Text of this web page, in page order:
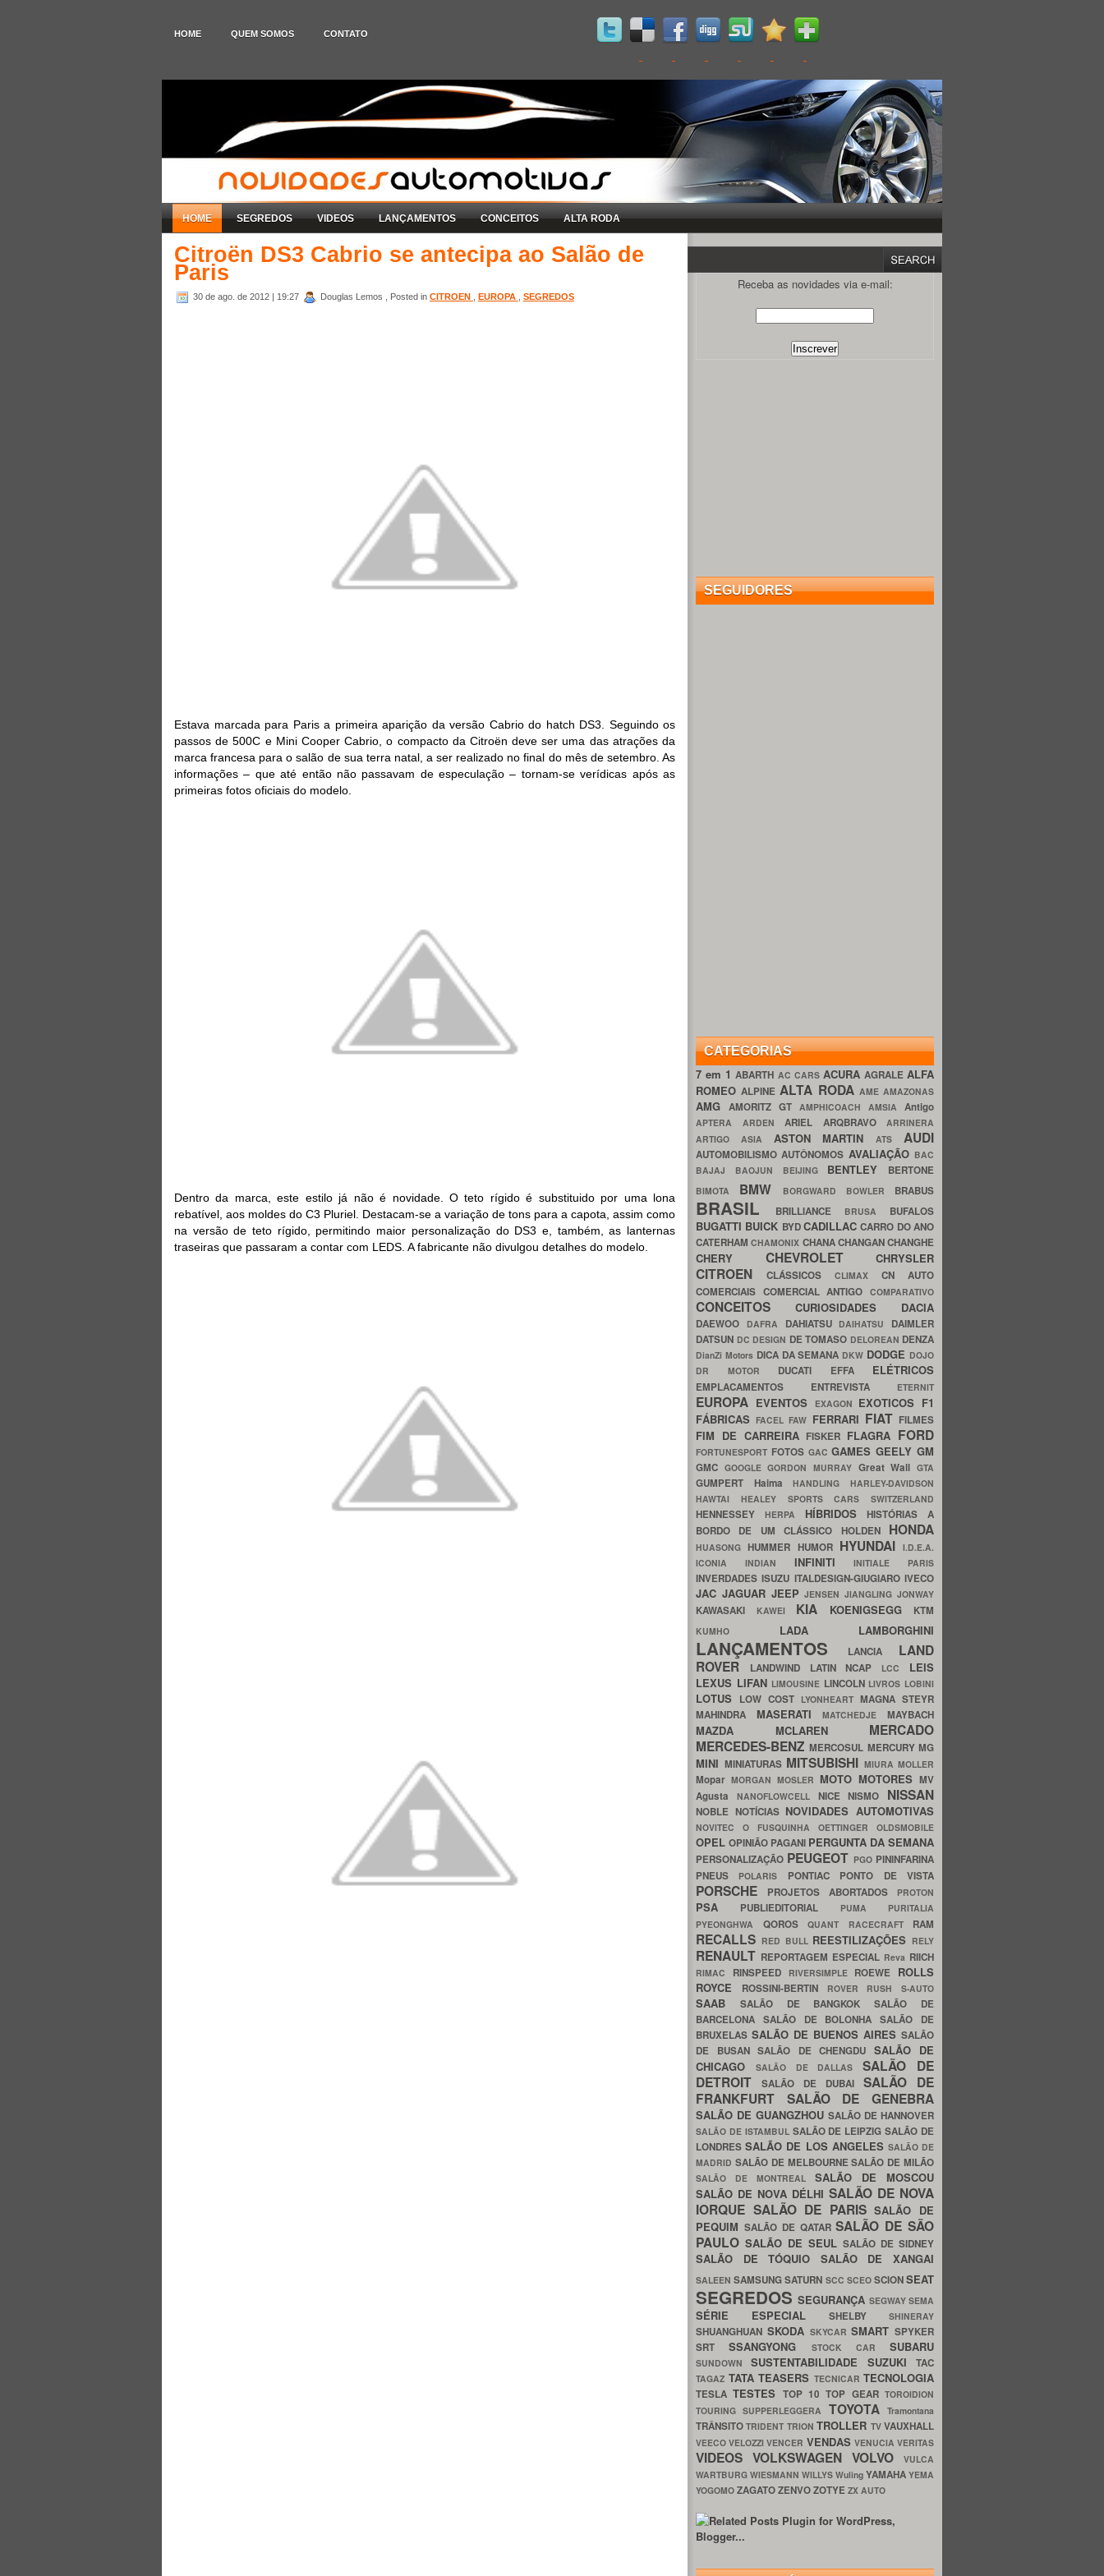
HOME QUEM SOMOS CONTATO
HOME SEGREDOS VIDEOS LANÇAMENTOS CONCEITOS ALTA RODA
Citroën DS3 Cabrio se antecipa ao Salão de
Paris
30 de ago. de 2012 | 19:27 Douglas Lemos , Posted in CITROEN EUROPA SEGREDOS
Estava marcada para Paris a primeira aparição da versão Cabrio do hatch DS3. Seguindo os
passos de 500C e Mini Cooper Cabrio, o compacto da Citroën deve ser uma das atrações da
marca francesa para o salão de sua terra natal, a ser realizado no final do mês de setembro. As
informações – que até então não passavam de especulação – tornam-se verídicas após as
primeiras fotos oficiais do modelo.
Dentro da marca, este estilo já não é novidade. O teto rígido é substituido por uma lona
rebatível, aos moldes do C3 Pluriel. Destacam-se a variação de tons para a capota, assim como
na versão de teto rígido, permitindo maior personalização do DS3 e, também, as lanternas
traseiras que passaram a contar com LEDS. A fabricante não divulgou detalhes do modelo.
Receba as novidades via e-mail:
SEGUIDORES
CATEGORIAS
7 em 1ABARTH AC CARS ACURA AGRALE ALFA
ROMEOALPINEALTA RODA AME AMAZONAS
AMG AMORITZ GT AMPHICOACH AMSIA Antigo
APTERA ARDEN ARIEL ARQBRAVO ARRINERA
ARTIGO ASIA ASTON MARTINATS AUDI
AUTOMOBILISMOAUTÔNOMOS AVALIAÇÃO BAC
BAJAJ BAOJUN BEIJING BENTLEY BERTONE
BIMOTA BMW BORGWARD BOWLER BRABUS
BRASIL BRILLIANCE BRUSA BUFALOS
BUGATTI BUICK BYDCADILLACCARRO DO ANO
CATERHAMCHAMONIX CHANACHANGANCHANGHE
CHERY CHEVROLET CHRYSLER
CITROEN CLÁSSICOS CLIMAX CN AUTO
COMERCIAIS COMERCIAL ANTIGOCOMPARATIVO
CONCEITOS CURIOSIDADES DACIA
DAEWOO DAFRA DAHIATSU DAIHATSU DAIMLER
DATSUN DC DESIGN DE TOMASO DELOREAN DENZA
DianZi Motors DICA DA SEMANA DKW DODGE DOJO
DR MOTOR DUCATI EFFA ELÉTRICOS
EMPLACAMENTOS ENTREVISTA ETERNIT
EUROPA EVENTOS EXAGON EXOTICOS F1
FÁBRICASFACELFAW FERRARI FIAT FILMES
FIM DE CARREIRA FISKER FLAGRA FORD
FORTUNESPORT FOTOS GACGAMESGEELYGM
GMC GOOGLEGORDON MURRAY Great WallGTA
GUMPERT HaimaHANDLINGHARLEY-DAVIDSON
HAWTAI HEALEY SPORTS CARS SWITZERLAND
HENNESSEY HERPA HÍBRIDOSHISTÓRIAS A
BORDO DE UM CLÁSSICO HOLDEN HONDA
HUASONGHUMMER HUMOR HYUNDAI I.D.E.A.
ICONIA INDIAN INFINITIINITIALE PARIS
INVERDADESISUZU ITALDESIGN-GIUGIAROIVECO
JAC JAGUAR JEEPJENSENJIANGLINGJONWAY
KAWASAKI KAWEI KIA KOENIGSEGG KTM
KUMHO LADA LAMBORGHINI
LANÇAMENTOS LANCIA LAND
ROVER
LANDWIND LATIN NCAP LCC LEIS
LEXUS LIFAN LIMOUSINE LINCOLN LIVROS LOBINI
LOTUS LOW COST LYONHEART MAGNA STEYR
MAHINDRA MASERATIMATCHEDJEMAYBACH
MAZDA MCLAREN MERCADO
MERCEDES-BENZMERCOSUL MERCURYMG
MINI MINIATURAS MITSUBISHI MIURA MOLLER
Mopar MORGAN MOSLER MOTO MOTORES MV
Agusta NANOFLOWCELL NICENISMO NISSAN
NOBLE NOTÍCIAS NOVIDADES AUTOMOTIVAS
NOVITEC O FUSQUINHA OETTINGER OLDSMOBILE
OPEL OPINIÃO PAGANI PERGUNTA DA SEMANA
PERSONALIZAÇÃO PEUGEOT PGO PININFARINA
PNEUS
POLARIS PONTIAC PONTO DE VISTA
PORSCHE PROJETOS ABORTADOS PROTON
PSA PUBLIEDITORIAL PUMA PURITALIA
PYEONGHWA QOROS QUANT RACECRAFT RAM
RECALLS RED BULL REESTILIZAÇÕES RELY
RENAULT REPORTAGEM ESPECIAL Reva RIICH
RIMAC RINSPEED RIVERSIMPLE ROEWE ROLLS
ROYCE
ROSSINI-BERTIN ROVER RUSH S-AUTO
SAAB SALÃO DE BANGKOKSALÃO DE
BARCELONA SALÃO DE BOLONHASALÃO DE
BRUXELAS SALÃO DE BUENOS AIRES SALÃO
DE BUSAN SALÃO DE CHENGDU SALÃO DE
CHICAGO
SALÃO DE DALLASSALÃO DE
DETROIT
SALÃO DE DUBAI SALÃO DE
FRANKFURT SALÃO DE GENEBRA
SALÃO DE GUANGZHOU SALÃO DE HANNOVER
SALÃO DE ISTAMBUL SALÃO DE LEIPZIGSALÃO DE
LONDRESSALÃO DE LOS ANGELES SALÃO DE
MADRID SALÃO DE MELBOURNESALÃO DE MILÃO
SALÃO DE MONTREAL SALÃO DE MOSCOU
SALÃO DE NOVA DÉLHI SALÃO DE NOVA
IORQUE SALÃO DE PARISSALÃO DE
PEQUIM SALÃO DE QATARSALÃO DE SÃO
PAULO SALÃO DE SEUL SALÃO DE SIDNEY
SALÃO DE TÓQUIO SALÃO DE XANGAI
SALEENSAMSUNGSATURN SCC SCEO SCIONSEAT
SEGREDOSSEGURANÇA SEGWAYSEMA
SÉRIE ESPECIAL SHELBY SHINERAY
SHUANGHUAN SKODA SKYCARSMART SPYKER
SRTSSANGYONG STOCK CAR SUBARU
SUNDOWNSUSTENTABILIDADE SUZUKITAC
TAGAZ TATA TEASERS TECNICAR TECNOLOGIA
TESLATESTES TOP 10TOP GEARTOROIDION
TOURING SUPPERLEGGERA TOYOTATramontana
TRÂNSITOTRIDENT TRIONTROLLER TVVAUXHALL
VEECOVELOZZIVENCER VENDAS VENUCIAVERITAS
VIDEOS VOLKSWAGEN VOLVO
VULCA
WARTBURG WIESMANN WILLYS Wuling YAMAHA YEMA
YOGOMO ZAGATOZENVOZOTYE ZX AUTO